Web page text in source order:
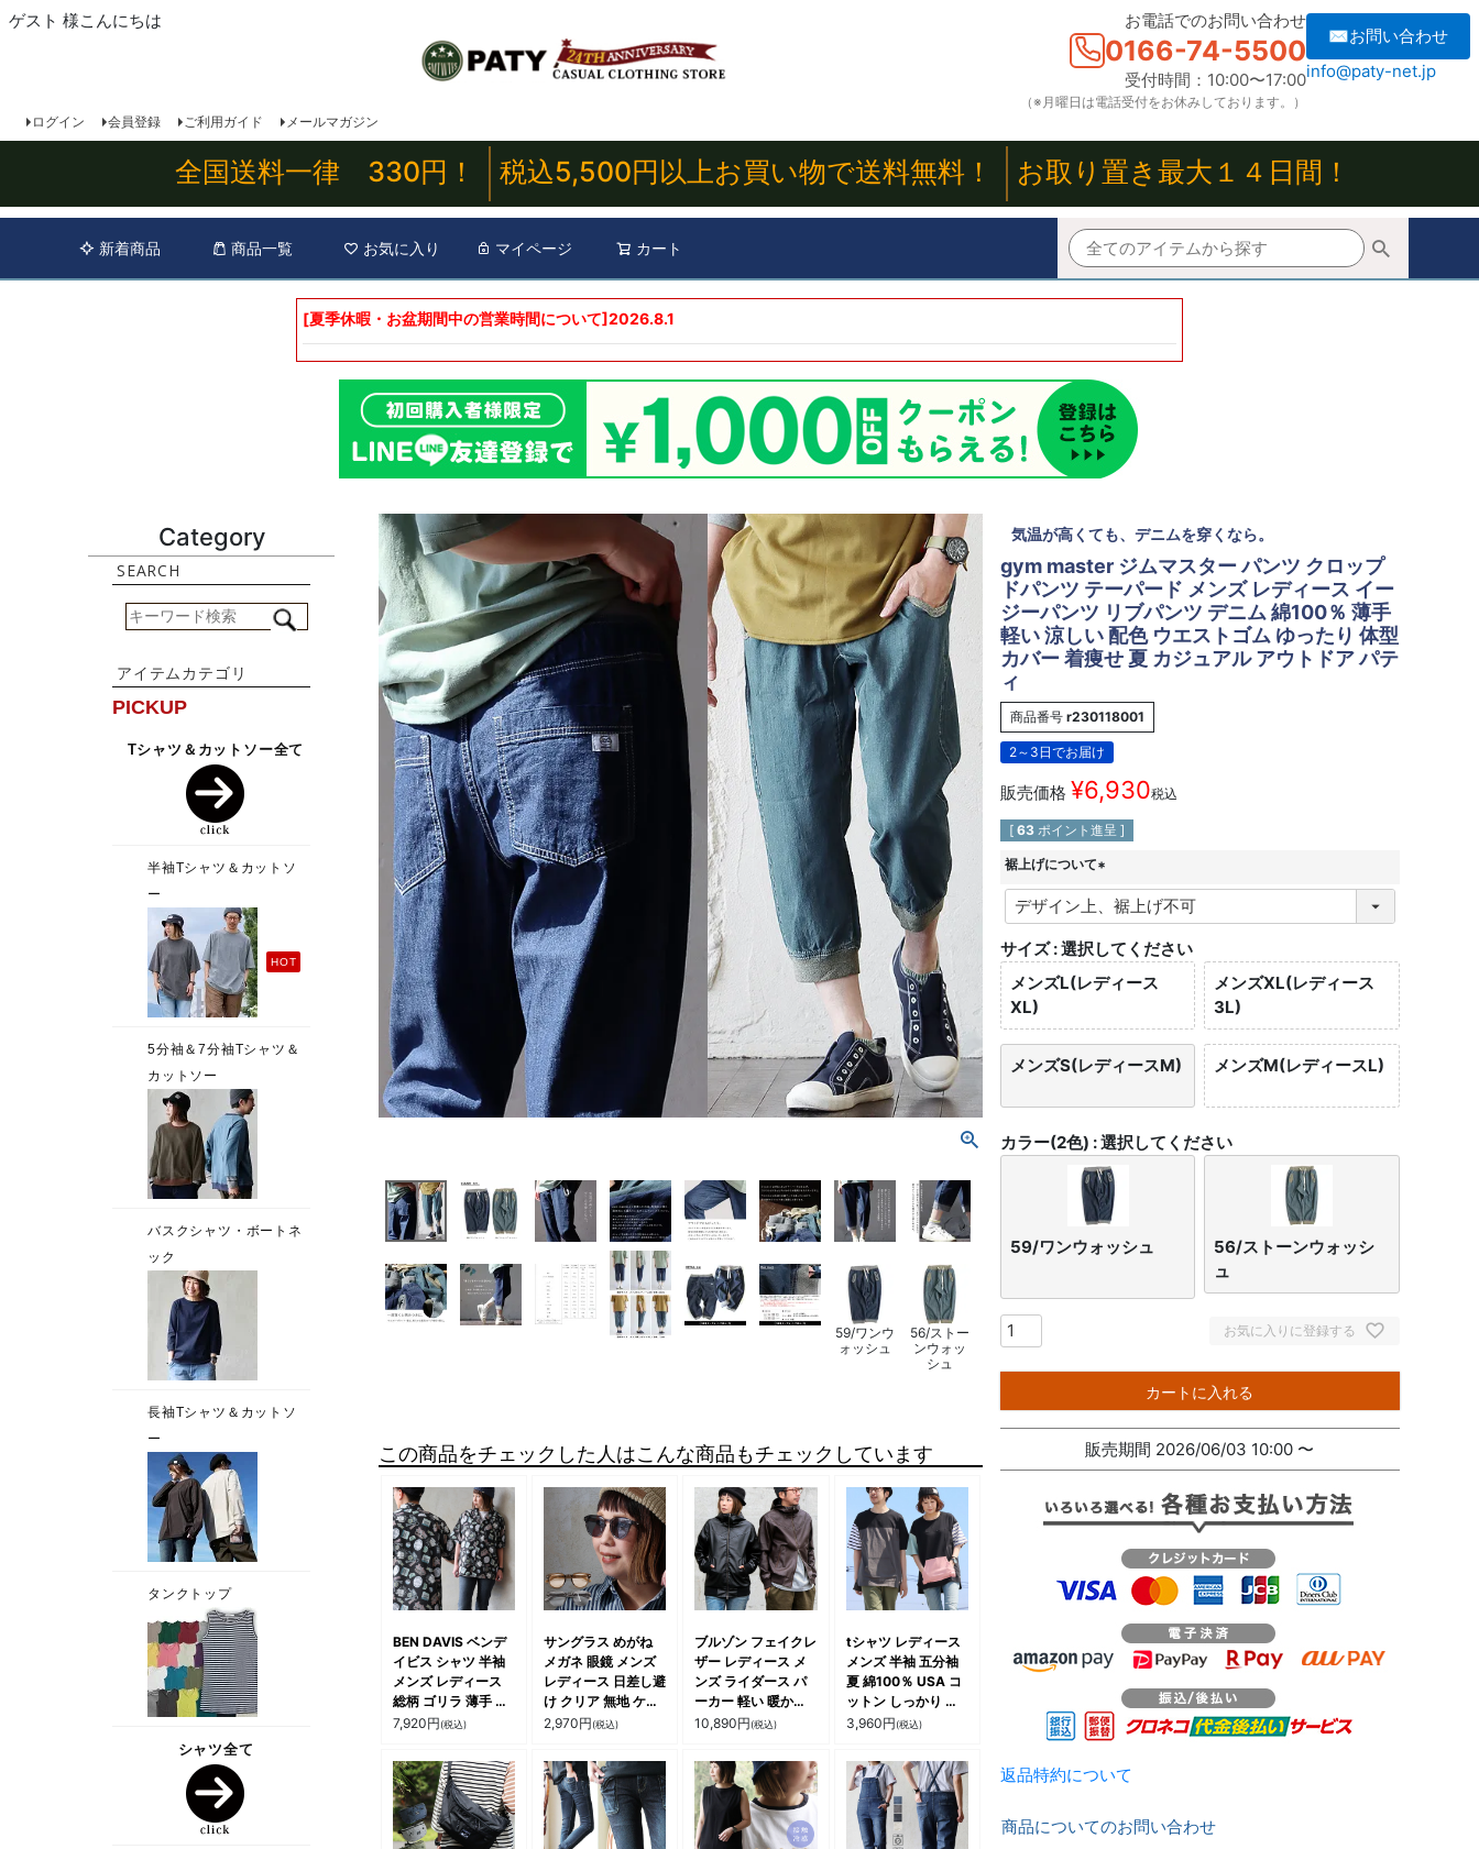
ゲスト 様こんにちは お電話でのお問い合わせ
0166-74-5500
受付時間：10:00〜17:00
（※月曜日は電話受付をお休みしております。）
✉お問い合わせ
info@paty-net.jp
ログイン 会員登録 ご利用ガイド メールマガジン
全国送料一律 330円！ 税込5,500円以上お買い物で送料無料！ お取り置き最大１４日間！
新着商品 商品一覧 お気に入り マイページ カート
[夏季休暇・お盆期間中の営業時間について]2026.8.1
Category
59/ワンウ
ォッシュ
56/ストー
ンウォッ
シュ
この商品をチェックした人はこんな商品もチェックしています
BEN DAVIS ベンデ
イビス シャツ 半袖
メンズ レディース
総柄 ゴリラ 薄手 通
気性 軽い 涼しい シ
大きいサイズ カジュ
アル 夏 パティ
7,920円(税込)
サングラス めがね
メガネ 眼鏡 メンズ
レディース 日差し避
け クリア 無地 ケー
ス付き 持ち運び フ
洒落 カジュアル パ
ティ
2,970円(税込)
ブルゾン フェイクレ
ザー レディース メ
ンズ ライダース パ
ーカー 軽い 暖かい
ハイネック フード
ブ バイク アウター
レザー ジャケット
カッコイイ カジュア
ル バイク パティ
ALISTAIR アリステ
10,890円(税込)
tシャツ レディース
メンズ 半袖 五分袖
夏 綿100％ USA コ
ットン しっかり 丈
夫 すっきり 着やせ
バー 冷感 涼しい ポ
ケット サイドスリッ
ト 重ね着 クレイジ
ー 大きいサイズ カ
ジュアル パティ
3,960円(税込)
気温が高くても、デニムを穿くなら。
gym master ジムマスター パンツ クロップ
ドパンツ テーパード メンズ レディース イー
ジーパンツ リブパンツ デニム 綿100％ 薄手
軽い 涼しい 配色 ウエストゴム ゆったり 体型
カバー 着痩せ 夏 カジュアル アウトドア パテ
ィ
商品番号 r230118001
2～3日でお届け
販売価格 ¥6,930税込
[ 63 ポイント進呈 ]
裾上げについて
(
必
須
)
サイズ 選択してください
メンズL(レディース
XL)
メンズXL(レディース
3L)
メンズS(レディースM) メンズM(レディースL)
カラー(2色) 選択してください
59/ワンウォッシュ
56/ストーンウォッシ
ュ
お気に入りに登録する
カートに入れる
販売期間 2026/06/03 10:00 〜
返品特約について
商品についてのお問い合わせ